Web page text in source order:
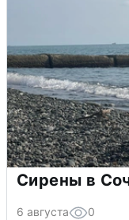
Сирены в
6 августа 0